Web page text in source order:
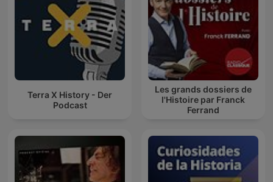
Terra X History - Der
Podcast
Les grands dossiers de
l'Histoire par Franck
Ferrand